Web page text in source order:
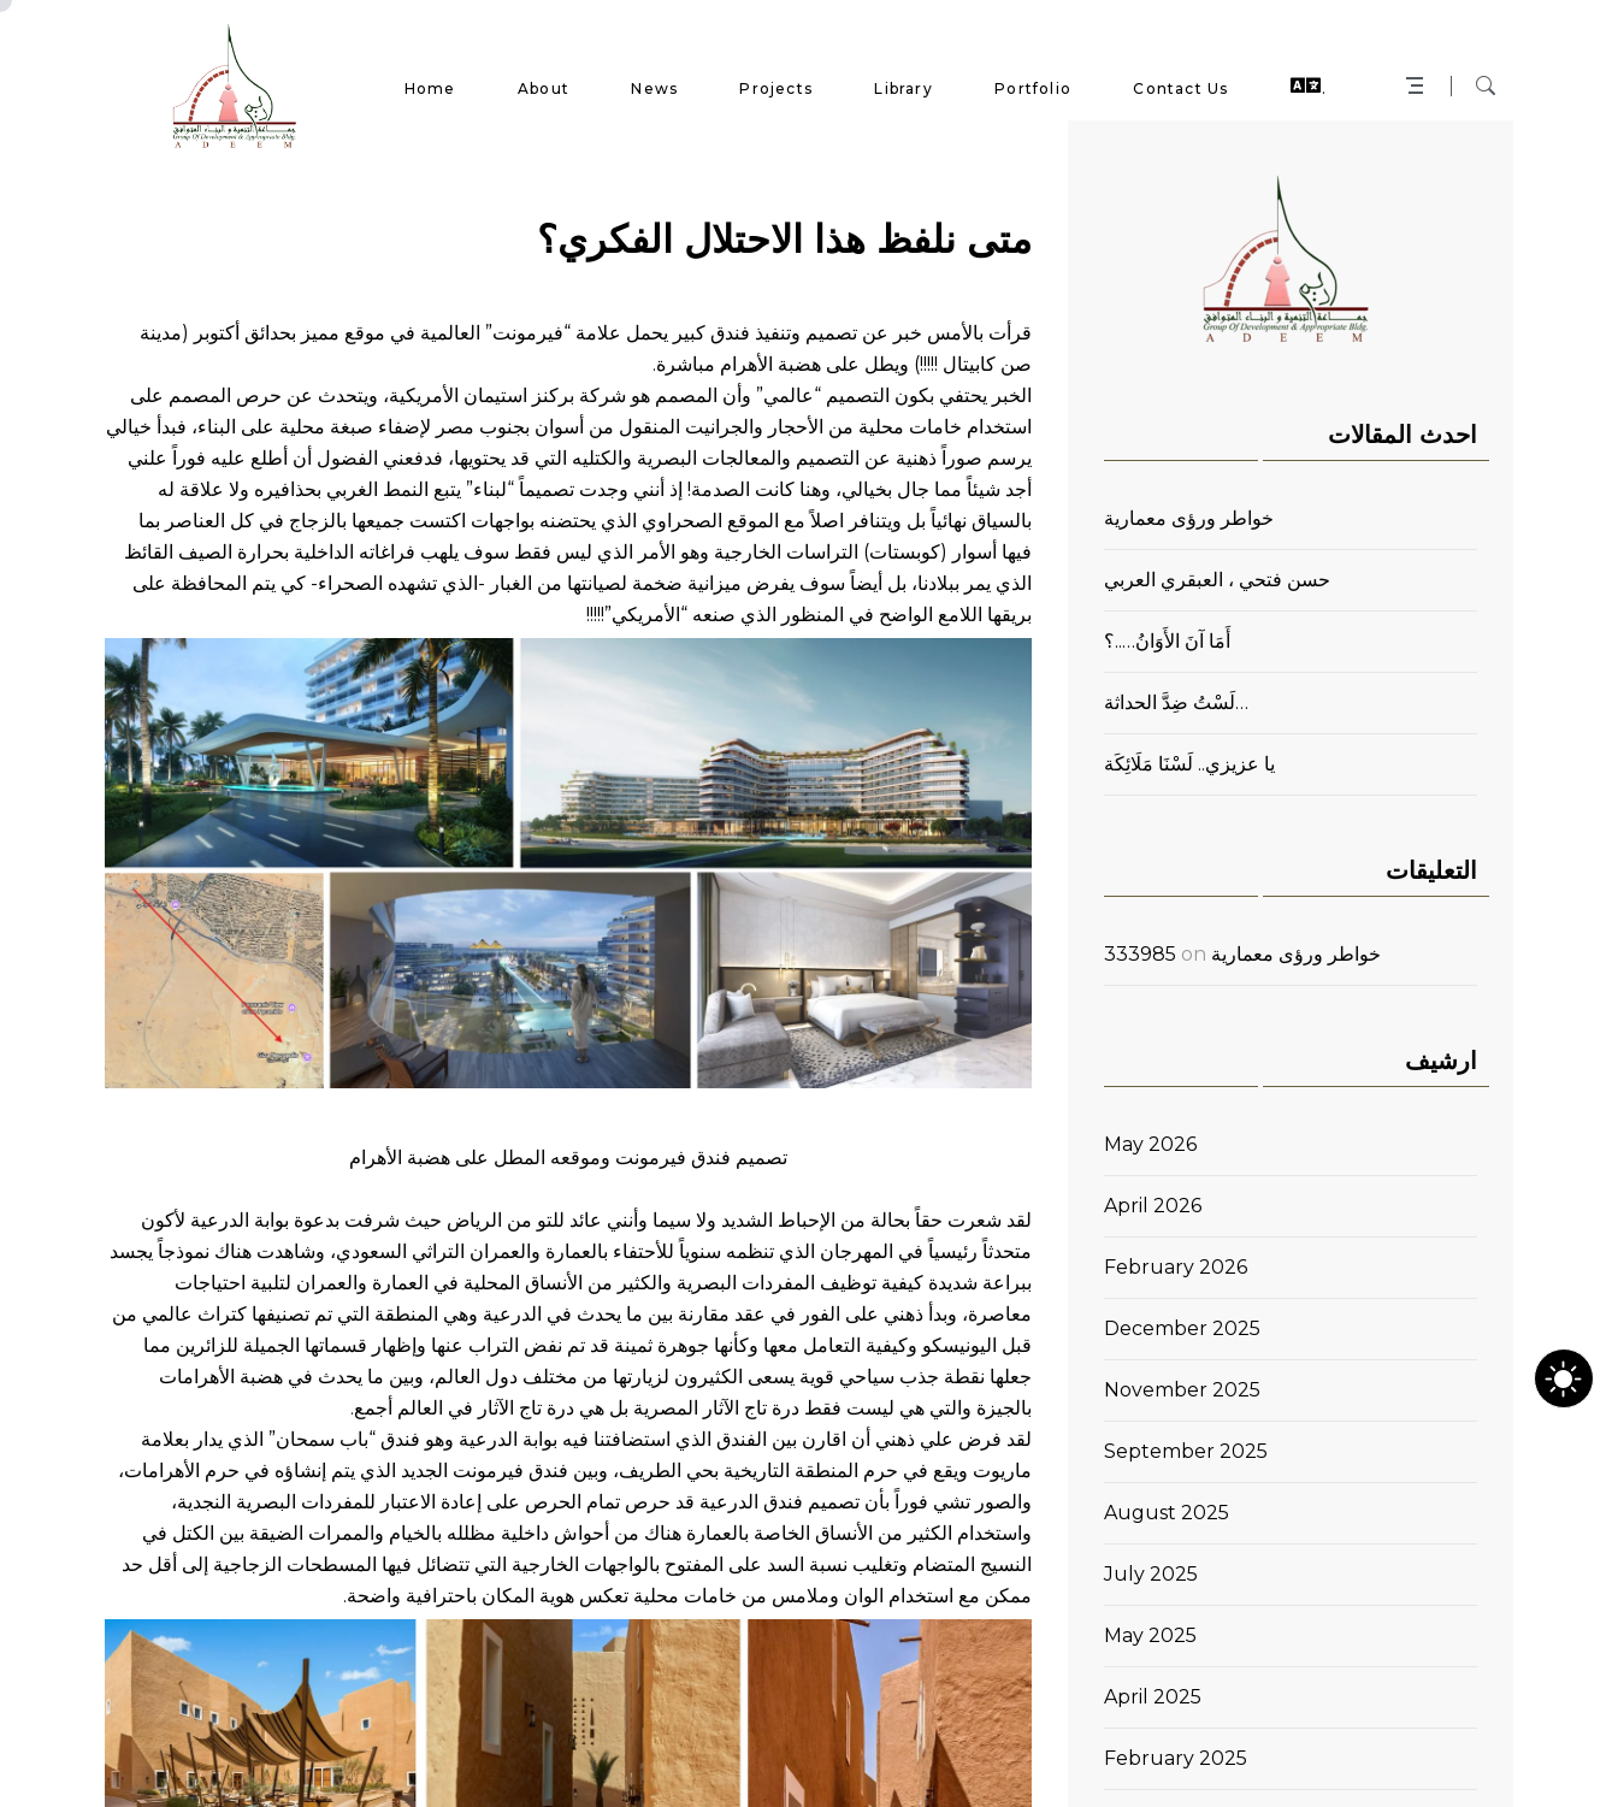
Home About News Projects Library Portfolio Contact Us .
متى نلفظ هذا الاحتلال الفكري؟
قرأت بالأمس خبر عن تصميم وتنفيذ فندق كبير يحمل علامة “فيرمونت” العالمية في موقع مميز بحدائق أكتوبر (مدينة
صن كابيتال !!!!!) ويطل على هضبة الأهرام مباشرة.
الخبر يحتفي بكون التصميم “عالمي” وأن المصمم هو شركة بركنز استيمان الأمريكية، ويتحدث عن حرص المصمم على
استخدام خامات محلية من الأحجار والجرانيت المنقول من أسوان بجنوب مصر لإضفاء صبغة محلية على البناء، فبدأ خيالي
يرسم صوراً ذهنية عن التصميم والمعالجات البصرية والكتليه التي قد يحتويها، فدفعني الفضول أن أطلع عليه فوراً علني
أجد شيئاً مما جال بخيالي، وهنا كانت الصدمة! إذ أنني وجدت تصميماً “لبناء” يتبع النمط الغربي بحذافيره ولا علاقة له
بالسياق نهائياً بل ويتنافر اصلاً مع الموقع الصحراوي الذي يحتضنه بواجهات اكتست جميعها بالزجاج في كل العناصر بما
فيها أسوار (كوبستات) التراسات الخارجية وهو الأمر الذي ليس فقط سوف يلهب فراغاته الداخلية بحرارة الصيف القائظ
الذي يمر ببلادنا، بل أيضاً سوف يفرض ميزانية ضخمة لصيانتها من الغبار -الذي تشهده الصحراء- كي يتم المحافظة على
بريقها اللامع الواضح في المنظور الذي صنعه “الأمريكي”!!!!!
تصميم فندق فيرمونت وموقعه المطل على هضبة الأهرام
لقد شعرت حقاً بحالة من الإحباط الشديد ولا سيما وأنني عائد للتو من الرياض حيث شرفت بدعوة بوابة الدرعية لأكون
متحدثاً رئيسياً في المهرجان الذي تنظمه سنوياً للأحتفاء بالعمارة والعمران التراثي السعودي، وشاهدت هناك نموذجاً يجسد
ببراعة شديدة كيفية توظيف المفردات البصرية والكثير من الأنساق المحلية في العمارة والعمران لتلبية احتياجات
معاصرة، وبدأ ذهني على الفور في عقد مقارنة بين ما يحدث في الدرعية وهي المنطقة التي تم تصنيفها كتراث عالمي من
قبل اليونيسكو وكيفية التعامل معها وكأنها جوهرة ثمينة قد تم نفض التراب عنها وإظهار قسماتها الجميلة للزائرين مما
جعلها نقطة جذب سياحي قوية يسعى الكثيرون لزيارتها من مختلف دول العالم، وبين ما يحدث في هضبة الأهرامات
بالجيزة والتي هي ليست فقط درة تاج الآثار المصرية بل هي درة تاج الآثار في العالم أجمع.
لقد فرض علي ذهني أن اقارن بين الفندق الذي استضافتنا فيه بوابة الدرعية وهو فندق “باب سمحان” الذي يدار بعلامة
ماريوت ويقع في حرم المنطقة التاريخية بحي الطريف، وبين فندق فيرمونت الجديد الذي يتم إنشاؤه في حرم الأهرامات،
والصور تشي فوراً بأن تصميم فندق الدرعية قد حرص تمام الحرص على إعادة الاعتبار للمفردات البصرية النجدية،
واستخدام الكثير من الأنساق الخاصة بالعمارة هناك من أحواش داخلية مظلله بالخيام والممرات الضيقة بين الكتل في
النسيج المتضام وتغليب نسبة السد على المفتوح بالواجهات الخارجية التي تتضائل فيها المسطحات الزجاجية إلى أقل حد
ممكن مع استخدام الوان وملامس من خامات محلية تعكس هوية المكان باحترافية واضحة.
احدث المقالات
خواطر ورؤى معمارية
حسن فتحي ، العبقري العربي
أَمَا آنَ الأَوَانُ…..؟
لَسْتُ ضِدَّ الحداثة…
يا عزيزي.. لَسْنَا مَلَائِكَة
التعليقات
333985 on خواطر ورؤى معمارية
ارشيف
May 2026
April 2026
February 2026
December 2025
November 2025
September 2025
August 2025
July 2025
May 2025
April 2025
February 2025